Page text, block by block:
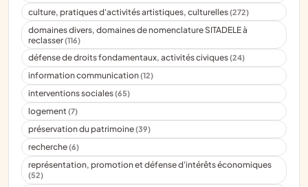
culture, pratiques d'activités artistiques, culturelles(272)
domaines divers, domaines de nomenclature SITADELE à
reclasser(116)
défense de droits fondamentaux, activités civiques(24)
information communication(12)
interventions sociales(65)
logement(7)
préservation du patrimoine(39)
recherche(6)
représentation, promotion et défense d'intérêts économiques
(52)